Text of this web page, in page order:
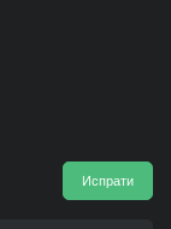
Испрати